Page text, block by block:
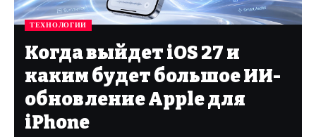
ТЕХНОЛОГИИ
Когда выйдет iOS 27 и
каким будет большое ИИ-
обновление Apple для
iPhone